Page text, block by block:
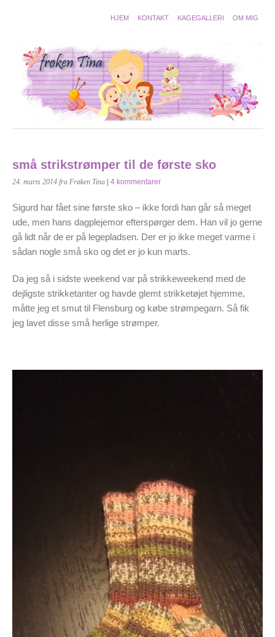
HJEM KONTAKT KAGEGALLERI OM MIG
små strikstrømper til de første sko
24. marts 2014 fra Frøken Tina | 4 kommentarer
Sigurd har fået sine første sko – ikke fordi han går så meget
ude, men hans dagplejemor efterspørger dem. Han vil jo gerne
gå lidt når de er på legepladsen. Der er jo ikke meget varme i
sådan nogle små sko og det er jo kun marts.
Da jeg så i sidste weekend var på strikkeweekend med de
dejligste strikketanter og havde glemt strikketøjet hjemme,
måtte jeg et smut til Flensburg og købe strømpegarn. Så fik
jeg lavet disse små herlige strømper.